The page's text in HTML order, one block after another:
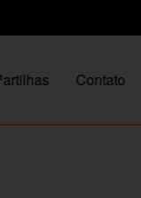
Contato